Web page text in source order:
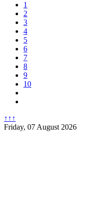
1
2
3
4
5
6
7
8
9
10
↑↑↑
Friday, 07 August 2026